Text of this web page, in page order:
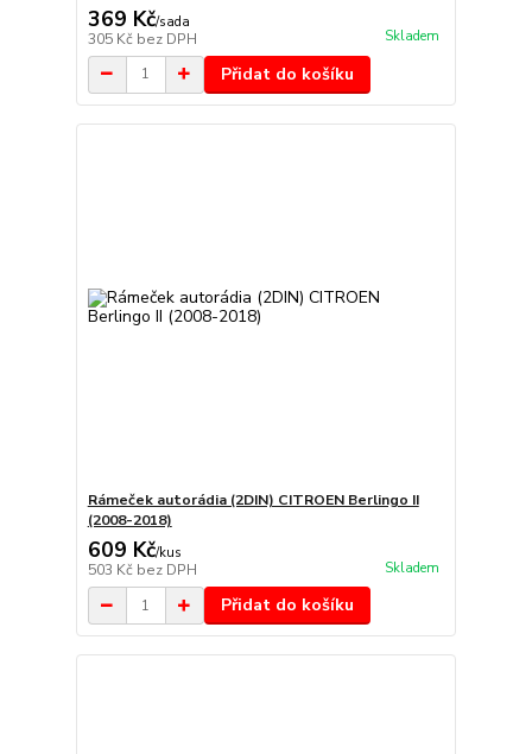
369 Kč/sada
305 Kč bez DPH Skladem
Přidat do košíku
Rámeček autorádia (2DIN) CITROEN Berlingo II
(2008-2018)
609 Kč/kus
503 Kč bez DPH Skladem
Přidat do košíku